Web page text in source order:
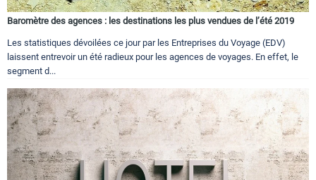
Baromètre des agences : les destinations les plus vendues de l’été 2019
Les statistiques dévoilées ce jour par les Entreprises du Voyage (EDV)
laissent entrevoir un été radieux pour les agences de voyages. En effet, le
segment d...